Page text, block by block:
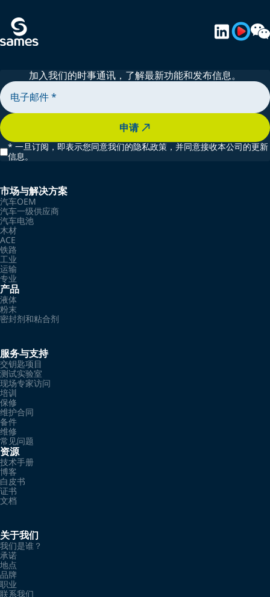
加入我们的时事通讯，了解最新功能和发布信息。
申请
* 一旦订阅，即表示您同意我们的隐私政策，并同意接收本公司的更新
信息。
市场与解决方案
汽车OEM
汽车一级供应商
汽车电池
木材
ACE
铁路
工业
运输
专业
产品
液体
粉末
密封剂和粘合剂
服务与支持
交钥匙项目
测试实验室
现场专家访问
培训
保修
维护合同
备件
维修
常见问题
资源
技术手册
博客
白皮书
证书
文档
关于我们
我们是谁？
承诺
地点
品牌
职业
联系我们